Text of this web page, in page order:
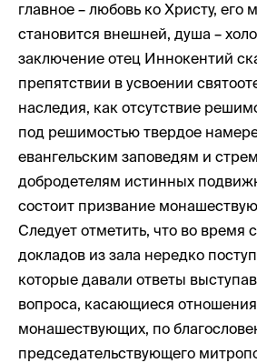
главное – любовь ко Христу, его
становится внешней, душа –
заключение отец Иннокентий
препятствии в усвоении
наследия, как отсутствие
под решимостью твердое
евангельским заповедям и
добродетелям истинных
состоит призвание
Следует отметить, что во время
докладов из зала нередко
которые давали ответы
вопроса, касающиеся
монашествующих, по
председательствующего